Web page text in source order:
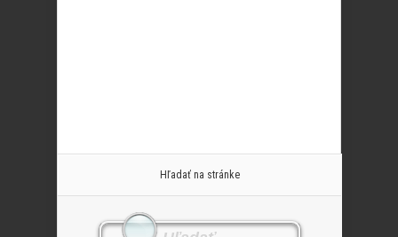
Hľadať na stránke